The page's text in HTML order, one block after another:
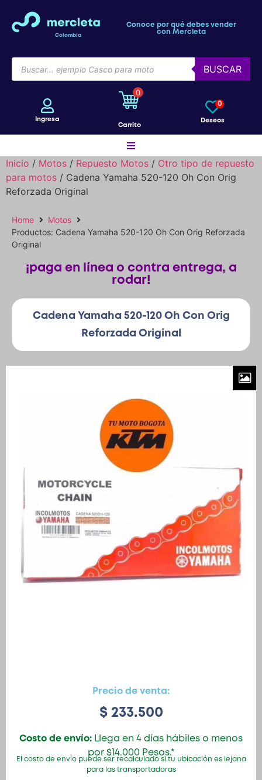
Colombia
Conoce por qué debes vender
con Mercleta
BUSCAR
Ingresa
0
Carrito
Deseos
0
Motos
Patinetas
Quiero Vender
Registrarse
Inicio / Motos / Repuesto Motos / Otro tipo de repuesto
para motos / Cadena Yamaha 520-120 Oh Con Orig
Reforzada Original
Home
Motos
Productos: Cadena Yamaha 520-120 Oh Con Orig Reforzada
Original
¡paga en línea o contra entrega, a
rodar!
Cadena Yamaha 520-120 Oh Con Orig
Reforzada Original
Precio de venta:
$233.500
Costo de envío: Llega en 4 días hábiles o menos
por $14.000 Pesos.*
El costo de envío puede ser recalculado si tu ubicación es lejana
para las transportadoras